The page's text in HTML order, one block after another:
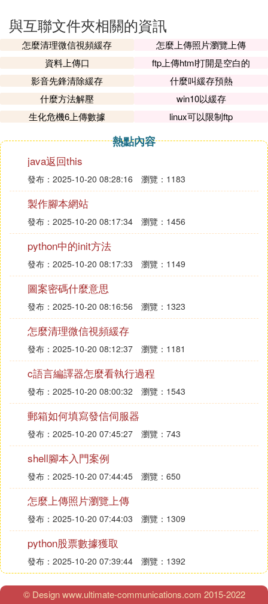
與互聯文件夾相關的資訊
怎麼清理微信視頻緩存
怎麼上傳照片瀏覽上傳
資料上傳口
ftp上傳html打開是空白的
影音先鋒清除緩存
什麼叫緩存預熱
什麼方法解壓
win10以緩存
生化危機6上傳數據
linux可以限制ftp
熱點內容
java返回this
發布：2025-10-20 08:28:16 瀏覽：1183
製作腳本網站
發布：2025-10-20 08:17:34 瀏覽：1456
python中的init方法
發布：2025-10-20 08:17:33 瀏覽：1149
圖案密碼什麼意思
發布：2025-10-20 08:16:56 瀏覽：1323
怎麼清理微信視頻緩存
發布：2025-10-20 08:12:37 瀏覽：1181
c語言編譯器怎麼看執行過程
發布：2025-10-20 08:00:32 瀏覽：1543
郵箱如何填寫發信伺服器
發布：2025-10-20 07:45:27 瀏覽：743
shell腳本入門案例
發布：2025-10-20 07:44:45 瀏覽：650
怎麼上傳照片瀏覽上傳
發布：2025-10-20 07:44:03 瀏覽：1309
python股票數據獲取
發布：2025-10-20 07:39:44 瀏覽：1392
© Design www.ultimate-communications.com 2015-2022